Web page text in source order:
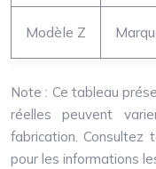
Modèle Z
Note : Ce tableau
réelles peuvent
fabrication. Consultez
pour les informations